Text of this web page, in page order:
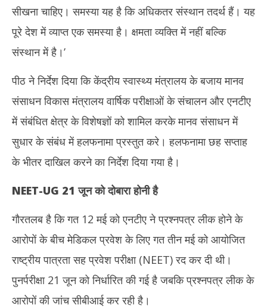
सीखना चाहिए। समस्या यह है कि अधिकतर संस्थान तदर्थ हैं। यह
पूरे देश में व्याप्त एक समस्या है। क्षमता व्यक्ति में नहीं बल्कि
संस्थान में है।’
पीठ ने निर्देश दिया कि केंद्रीय स्वास्थ्य मंत्रालय के बजाय मानव
संसाधन विकास मंत्रालय वार्षिक परीक्षाओं के संचालन और एनटीए
में संबंधित क्षेत्र के विशेषज्ञों को शामिल करके मानव संसाधन में
सुधार के संबंध में हलफनामा प्रस्तुत करे। हलफनामा छह सप्ताह
के भीतर दाखिल करने का निर्देश दिया गया है।
NEET-UG 21 जून को दोबारा होनी है
गौरतलब है कि गत 12 मई को एनटीए ने प्रश्नपत्र लीक होने के
आरोपों के बीच मेडिकल प्रवेश के लिए गत तीन मई को आयोजित
राष्ट्रीय पात्रता सह प्रवेश परीक्षा (NEET) रद कर दी थी।
पुनर्परीक्षा 21 जून को निर्धारित की गई है जबकि प्रश्नपत्र लीक के
आरोपों की जांच सीबीआई कर रही है।